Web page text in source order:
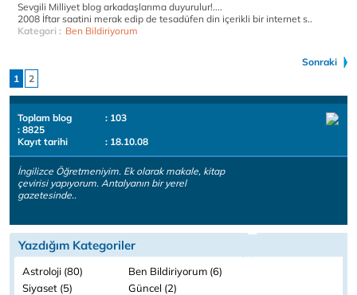
Sevgili Milliyet blog arkadaşlarıma duyurulur!....
2008 İftar saatini merak edip de tesadüfen din içerikli bir internet s..
Kategori : Ben Bildiriyorum
Sonraki
1
2
Toplam blog
: 103
: 8825
Kayıt tarihi
: 18.10.08
İngilizce Öğretmeniyim. Ek olarak makale, kitap
çevirisi yapıyorum. Antalyanın bir yerel
gazetesinde..
Yazdığım Kategoriler
Astroloji (80)
Ben Bildiriyorum (6)
Siyaset (5)
Güncel (2)